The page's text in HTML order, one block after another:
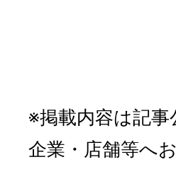
※掲載内容は記
企業・店舗等へ